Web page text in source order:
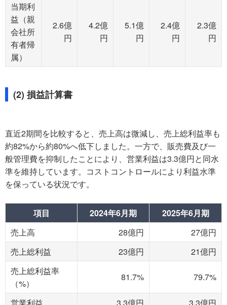
当期利
益（親
会社所
有者帰
属）
2.6億
円
4.2億
円
5.1億
円
2.4億
円
2.3億
円
(2) 損益計算書
直近2期間を比較すると、売上高は微減し、売上総利益率も
約82%から約80%へ低下しました。一方で、販売費及び一
般管理費を抑制したことにより、営業利益は3.3億円と同水
準を維持しています。コストコントロールにより利益水準
を保っている状況です。
項目 2024年6月期
2025年6月期
売上高
28億円
27億円
売上総利益
23億円
21億円
売上総利益率
（%）
81.7% 79.7%